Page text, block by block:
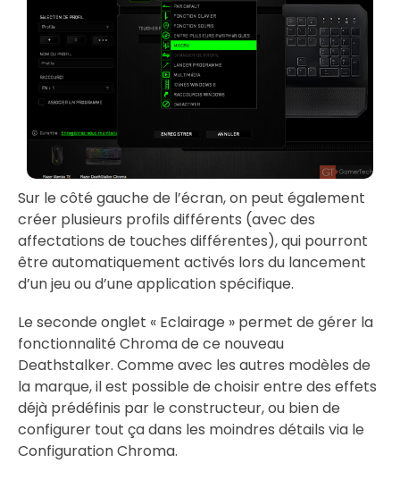
Sur le côté gauche de l’écran, on peut également
créer plusieurs profils différents (avec des
affectations de touches différentes), qui pourront
être automatiquement activés lors du lancement
d’un jeu ou d’une application spécifique.
Le seconde onglet « Eclairage » permet de gérer la
fonctionnalité Chroma de ce nouveau
Deathstalker. Comme avec les autres modèles de
la marque, il est possible de choisir entre des effets
déjà prédéfinis par le constructeur, ou bien de
configurer tout ça dans les moindres détails via le
Configuration Chroma.